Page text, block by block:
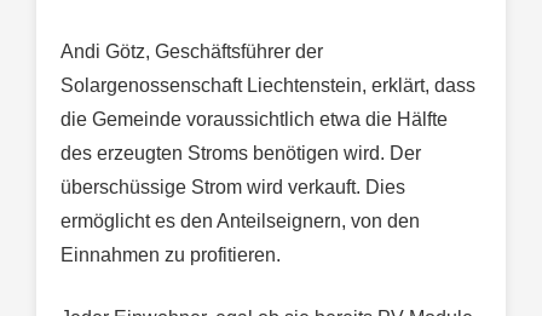
Andi Götz, Geschäftsführer der
Solargenossenschaft Liechtenstein, erklärt, dass
die Gemeinde voraussichtlich etwa die Hälfte
des erzeugten Stroms benötigen wird. Der
überschüssige Strom wird verkauft. Dies
ermöglicht es den Anteilseignern, von den
Einnahmen zu profitieren.